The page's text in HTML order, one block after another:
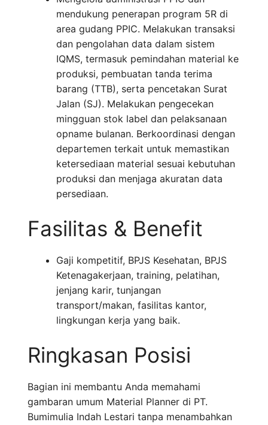
mendukung penerapan program 5R di
area gudang PPIC. Melakukan transaksi
dan pengolahan data dalam sistem
IQMS, termasuk pemindahan material ke
produksi, pembuatan tanda terima
barang (TTB), serta pencetakan Surat
Jalan (SJ). Melakukan pengecekan
mingguan stok label dan pelaksanaan
opname bulanan. Berkoordinasi dengan
departemen terkait untuk memastikan
ketersediaan material sesuai kebutuhan
produksi dan menjaga akuratan data
persediaan.
Fasilitas & Benefit
Gaji kompetitif, BPJS Kesehatan, BPJS
Ketenagakerjaan, training, pelatihan,
jenjang karir, tunjangan
transport/makan, fasilitas kantor,
lingkungan kerja yang baik.
Ringkasan Posisi
Bagian ini membantu Anda memahami
gambaran umum Material Planner di PT.
Bumimulia Indah Lestari tanpa menambahkan